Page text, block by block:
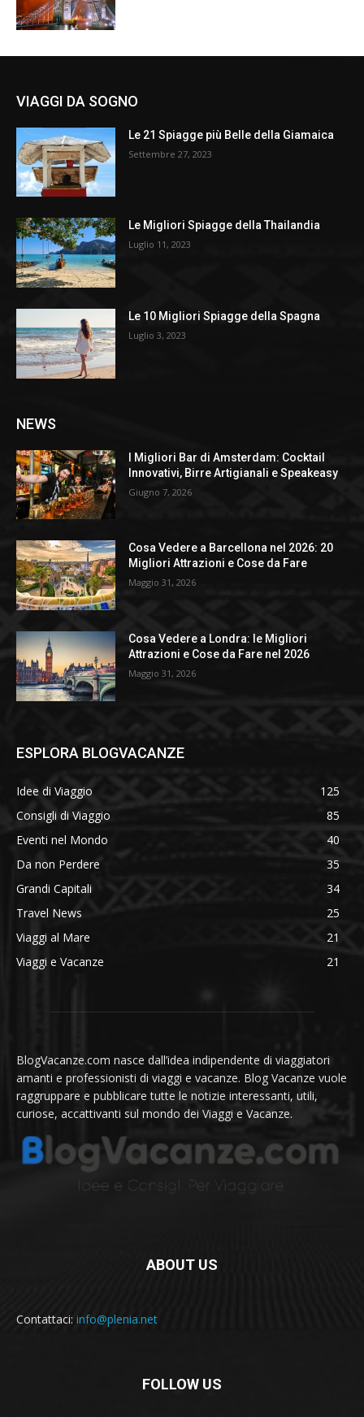
VIAGGI DA SOGNO
Le 21 Spiagge più Belle della Giamaica
Settembre 27, 2023
Le Migliori Spiagge della Thailandia
Luglio 11, 2023
Le 10 Migliori Spiagge della Spagna
Luglio 3, 2023
NEWS
I Migliori Bar di Amsterdam: Cocktail
Innovativi, Birre Artigianali e Speakeasy
Giugno 7, 2026
Cosa Vedere a Barcellona nel 2026: 20
Migliori Attrazioni e Cose da Fare
Maggio 31, 2026
Cosa Vedere a Londra: le Migliori
Attrazioni e Cose da Fare nel 2026
Maggio 31, 2026
ESPLORA BLOGVACANZE
Idee di Viaggio
125
Consigli di Viaggio
85
Eventi nel Mondo
40
Da non Perdere
35
Grandi Capitali
34
Travel News
25
Viaggi al Mare
21
Viaggi e Vacanze
21
BlogVacanze.com nasce dall’idea indipendente di viaggiatori
amanti e professionisti di viaggi e vacanze. Blog Vacanze vuole
raggruppare e pubblicare tutte le notizie interessanti, utili,
curiose, accattivanti sul mondo dei Viaggi e Vacanze.
ABOUT US
Contattaci: info@plenia.net
FOLLOW US